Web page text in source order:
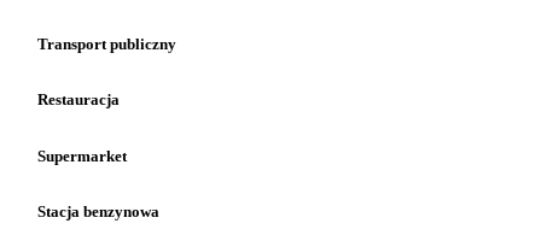
Transport publiczny
Restauracja
Supermarket
Stacja benzynowa